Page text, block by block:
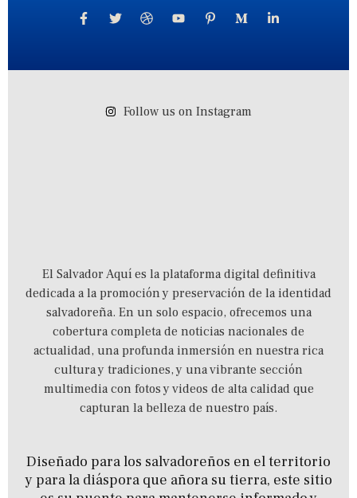
Follow us on Instagram
El Salvador Aquí es la plataforma digital definitiva
dedicada a la promoción y preservación de la identidad
salvadoreña. En un solo espacio, ofrecemos una
cobertura completa de noticias nacionales de
actualidad, una profunda inmersión en nuestra rica
cultura y tradiciones,y una vibrante sección
multimedia con fotos y videos de alta calidad que
capturan la belleza de nuestro país.
Diseñado para los salvadoreños en el territorio
y para la diáspora que añora su tierra, este sitio